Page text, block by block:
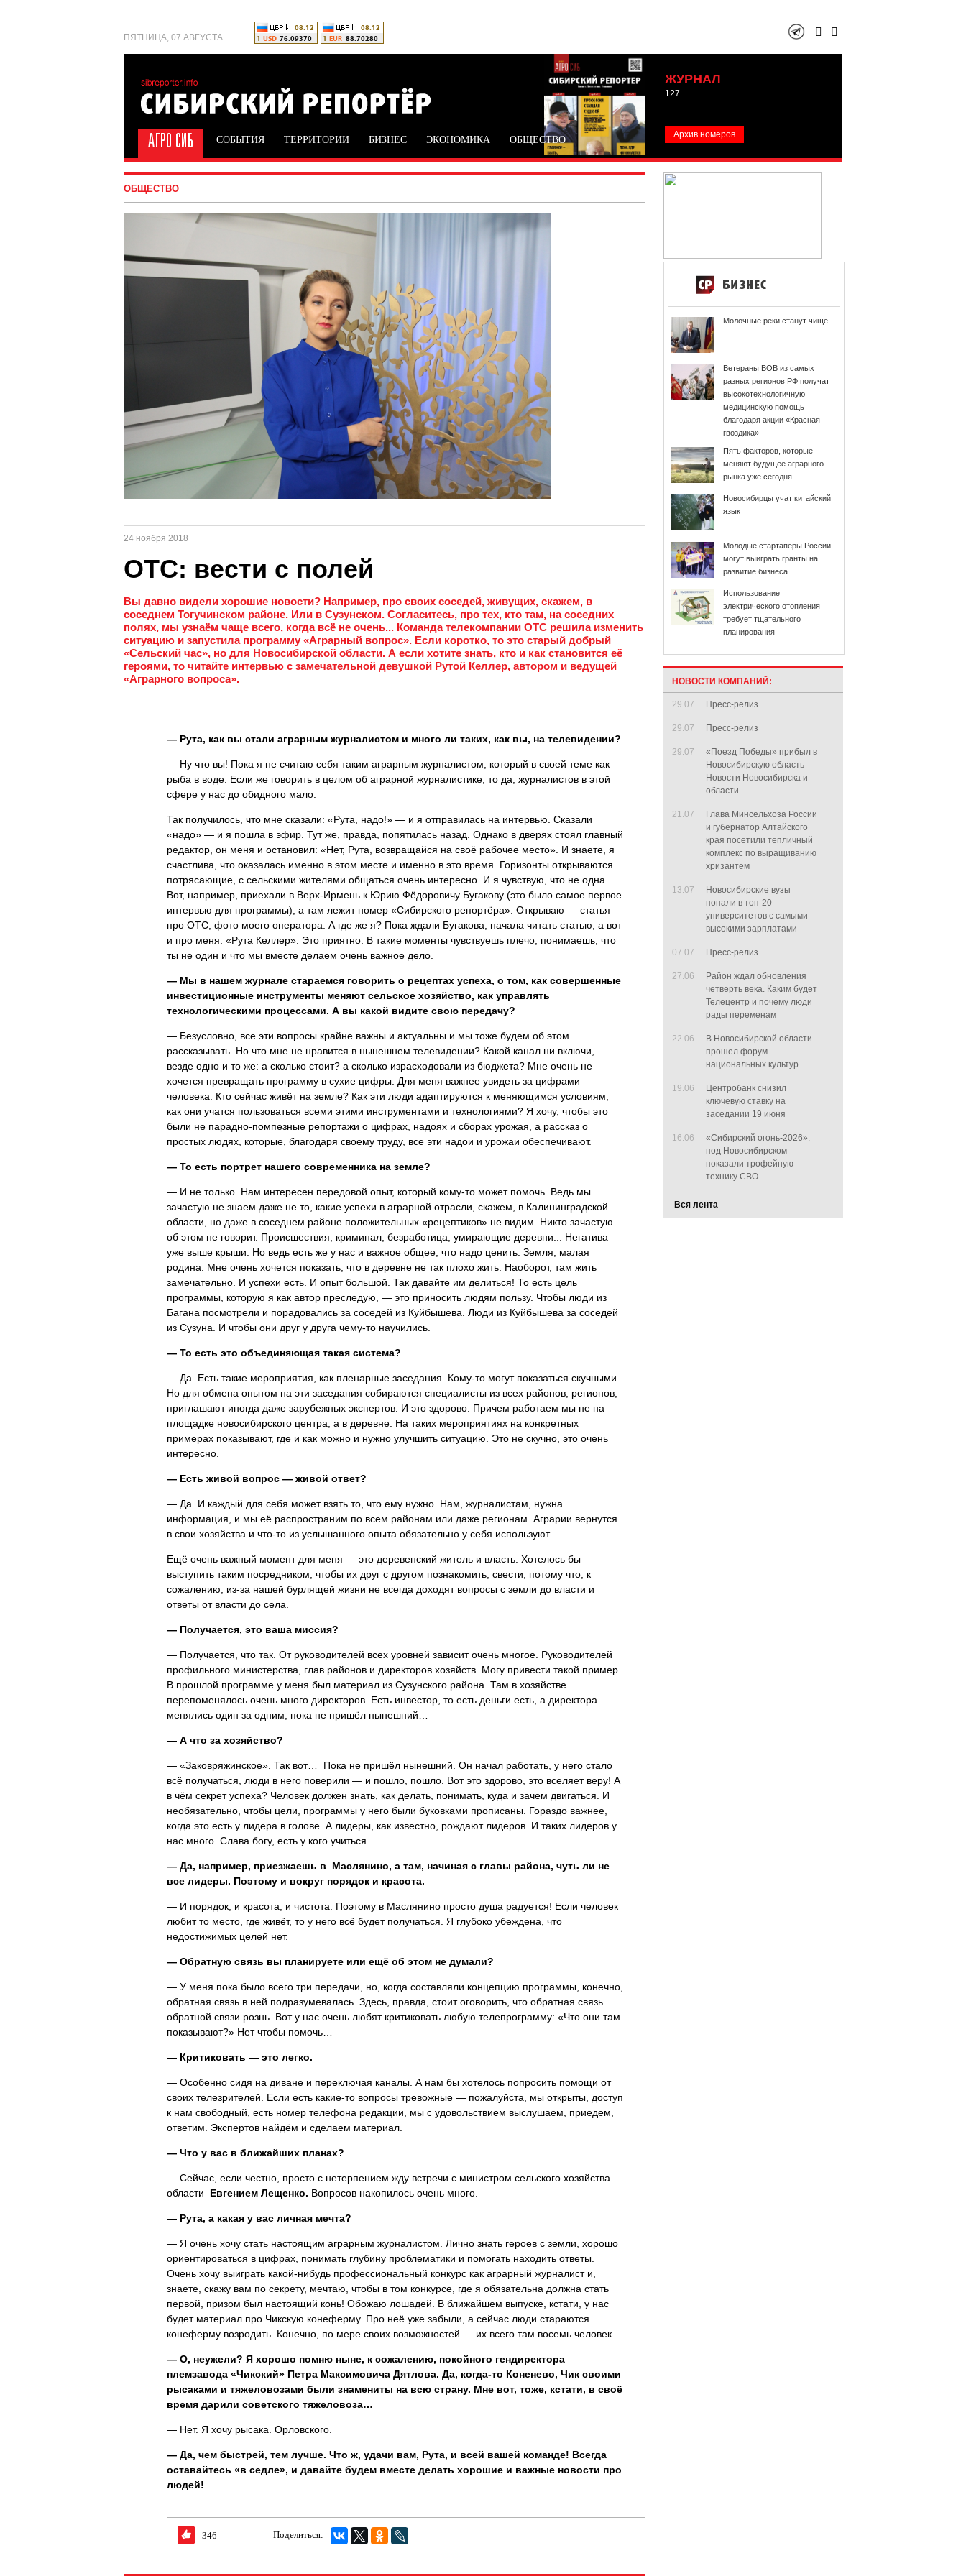
ПЯТНИЦА, 07 АВГУСТА
ЖУРНАЛ
127
Архив номеров
СОБЫТИЯ ТЕРРИТОРИИ БИЗНЕС ЭКОНОМИКА ОБЩЕСТВО
ОБЩЕСТВО
24 ноября 2018
ОТС: вести с полей
Вы давно видели хорошие новости? Например, про своих соседей, живущих, скажем, в
соседнем Тогучинском районе. Или в Сузунском. Согласитесь, про тех, кто там, на соседних
полях, мы узнаём чаще всего, когда всё не очень... Команда телекомпании ОТС решила изменить
ситуацию и запустила программу «Аграрный вопрос». Если коротко, то это старый добрый
«Сельский час», но для Новосибирской области. А если хотите знать, кто и как становится её
героями, то читайте интервью с замечательной девушкой Рутой Келлер, автором и ведущей
«Аграрного вопроса».
— Рута, как вы стали аграрным журналистом и много ли таких, как вы, на телевидении?
— Ну что вы! Пока я не считаю себя таким аграрным журналистом, который в своей теме как
рыба в воде. Если же говорить в целом об аграрной журналистике, то да, журналистов в этой
сфере у нас до обидного мало.
Так получилось, что мне сказали: «Рута, надо!» — и я отправилась на интервью. Сказали
«надо» — и я пошла в эфир. Тут же, правда, попятилась назад. Однако в дверях стоял главный
редактор, он меня и остановил: «Нет, Рута, возвращайся на своё рабочее место». И знаете, я
счастлива, что оказалась именно в этом месте и именно в это время. Горизонты открываются
потрясающие, с сельскими жителями общаться очень интересно. И я чувствую, что не одна.
Вот, например, приехали в Верх-Ирмень к Юрию Фёдоровичу Бугакову (это было самое первое
интервью для программы), а там лежит номер «Сибирского репортёра». Открываю — статья
про ОТС, фото моего оператора. А где же я? Пока ждали Бугакова, начала читать статью, а вот
и про меня: «Рута Келлер». Это приятно. В такие моменты чувствуешь плечо, понимаешь, что
ты не один и что мы вместе делаем очень важное дело.
— Мы в нашем журнале стараемся говорить о рецептах успеха, о том, как совершенные
инвестиционные инструменты меняют сельское хозяйство, как управлять
технологическими процессами. А вы какой видите свою передачу?
— Безусловно, все эти вопросы крайне важны и актуальны и мы тоже будем об этом
рассказывать. Но что мне не нравится в нынешнем телевидении? Какой канал ни включи,
везде одно и то же: а сколько стоит? а сколько израсходовали из бюджета? Мне очень не
хочется превращать программу в сухие цифры. Для меня важнее увидеть за цифрами
человека. Кто сейчас живёт на земле? Как эти люди адаптируются к меняющимся условиям,
как они учатся пользоваться всеми этими инструментами и технологиями? Я хочу, чтобы это
были не парадно-помпезные репортажи о цифрах, надоях и сборах урожая, а рассказ о
простых людях, которые, благодаря своему труду, все эти надои и урожаи обеспечивают.
— То есть портрет нашего современника на земле?
— И не только. Нам интересен передовой опыт, который кому-то может помочь. Ведь мы
зачастую не знаем даже не то, какие успехи в аграрной отрасли, скажем, в Калининградской
области, но даже в соседнем районе положительных «рецептиков» не видим. Никто зачастую
об этом не говорит. Происшествия, криминал, безработица, умирающие деревни... Негатива
уже выше крыши. Но ведь есть же у нас и важное общее, что надо ценить. Земля, малая
родина. Мне очень хочется показать, что в деревне не так плохо жить. Наоборот, там жить
замечательно. И успехи есть. И опыт большой. Так давайте им делиться! То есть цель
программы, которую я как автор преследую, — это приносить людям пользу. Чтобы люди из
Багана посмотрели и порадовались за соседей из Куйбышева. Люди из Куйбышева за соседей
из Сузуна. И чтобы они друг у друга чему-то научились.
— То есть это объединяющая такая система?
— Да. Есть такие мероприятия, как пленарные заседания. Кому-то могут показаться скучными.
Но для обмена опытом на эти заседания собираются специалисты из всех районов, регионов,
приглашают иногда даже зарубежных экспертов. И это здорово. Причем работаем мы не на
площадке новосибирского центра, а в деревне. На таких мероприятиях на конкретных
примерах показывают, где и как можно и нужно улучшить ситуацию. Это не скучно, это очень
интересно.
— Есть живой вопрос — живой ответ?
— Да. И каждый для себя может взять то, что ему нужно. Нам, журналистам, нужна
информация, и мы её распространим по всем районам или даже регионам. Аграрии вернутся
в свои хозяйства и что-то из услышанного опыта обязательно у себя используют.
Ещё очень важный момент для меня — это деревенский житель и власть. Хотелось бы
выступить таким посредником, чтобы их друг с другом познакомить, свести, потому что, к
сожалению, из-за нашей бурлящей жизни не всегда доходят вопросы с земли до власти и
ответы от власти до села.
— Получается, это ваша миссия?
— Получается, что так. От руководителей всех уровней зависит очень многое. Руководителей
профильного министерства, глав районов и директоров хозяйств. Могу привести такой пример.
В прошлой программе у меня был материал из Сузунского района. Там в хозяйстве
перепоменялось очень много директоров. Есть инвестор, то есть деньги есть, а директора
менялись один за одним, пока не пришёл нынешний…
— А что за хозяйство?
— «Заковряжинское». Так вот… Пока не пришёл нынешний. Он начал работать, у него стало
всё получаться, люди в него поверили — и пошло, пошло. Вот это здорово, это вселяет веру! А
в чём секрет успеха? Человек должен знать, как делать, понимать, куда и зачем двигаться. И
необязательно, чтобы цели, программы у него были буковками прописаны. Гораздо важнее,
когда это есть у лидера в голове. А лидеры, как известно, рождают лидеров. И таких лидеров у
нас много. Слава богу, есть у кого учиться.
— Да, например, приезжаешь в Маслянино, а там, начиная с главы района, чуть ли не
все лидеры. Поэтому и вокруг порядок и красота.
— И порядок, и красота, и чистота. Поэтому в Маслянино просто душа радуется! Если человек
любит то место, где живёт, то у него всё будет получаться. Я глубоко убеждена, что
недостижимых целей нет.
— Обратную связь вы планируете или ещё об этом не думали?
— У меня пока было всего три передачи, но, когда составляли концепцию программы, конечно,
обратная связь в ней подразумевалась. Здесь, правда, стоит оговорить, что обратная связь
обратной связи рознь. Вот у нас очень любят критиковать любую телепрограмму: «Что они там
показывают?» Нет чтобы помочь…
— Критиковать — это легко.
— Особенно сидя на диване и переключая каналы. А нам бы хотелось попросить помощи от
своих телезрителей. Если есть какие-то вопросы тревожные — пожалуйста, мы открыты, доступ
к нам свободный, есть номер телефона редакции, мы с удовольствием выслушаем, приедем,
ответим. Экспертов найдём и сделаем материал.
— Что у вас в ближайших планах?
— Сейчас, если честно, просто с нетерпением жду встречи с министром сельского хозяйства
области Евгением Лещенко. Вопросов накопилось очень много.
— Рута, а какая у вас личная мечта?
— Я очень хочу стать настоящим аграрным журналистом. Лично знать героев с земли, хорошо
ориентироваться в цифрах, понимать глубину проблематики и помогать находить ответы.
Очень хочу выиграть какой-нибудь профессиональный конкурс как аграрный журналист и,
знаете, скажу вам по секрету, мечтаю, чтобы в том конкурсе, где я обязательна должна стать
первой, призом был настоящий конь! Обожаю лошадей. В ближайшем выпуске, кстати, у нас
будет материал про Чикскую конеферму. Про неё уже забыли, а сейчас люди стараются
конеферму возродить. Конечно, по мере своих возможностей — их всего там восемь человек.
— О, неужели? Я хорошо помню ныне, к сожалению, покойного гендиректора
племзавода «Чикский» Петра Максимовича Дятлова. Да, когда-то Коненево, Чик своими
рысаками и тяжеловозами были знамениты на всю страну. Мне вот, тоже, кстати, в своё
время дарили советского тяжеловоза…
— Нет. Я хочу рысака. Орловского.
— Да, чем быстрей, тем лучше. Что ж, удачи вам, Рута, и всей вашей команде! Всегда
оставайтесь «в седле», и давайте будем вместе делать хорошие и важные новости про
людей!
346 Поделиться:
Молочные реки станут чище
Ветераны ВОВ из самых
разных регионов РФ получат
высокотехнологичную
медицинскую помощь
благодаря акции «Красная
гвоздика»
Пять факторов, которые
меняют будущее аграрного
рынка уже сегодня
Новосибирцы учат китайский
язык
Молодые стартаперы России
могут выиграть гранты на
развитие бизнеса
Использование
электрического отопления
требует тщательного
планирования
НОВОСТИ КОМПАНИЙ:
29.07 Пресс-релиз
29.07 Пресс-релиз
29.07
«Поезд Победы» прибыл в
Новосибирскую область —
Новости Новосибирска и
области
21.07
Глава Минсельхоза России
и губернатор Алтайского
края посетили тепличный
комплекс по выращиванию
хризантем
13.07
Новосибирские вузы
попали в топ-20
университетов с самыми
высокими зарплатами
07.07 Пресс-релиз
27.06
Район ждал обновления
четверть века. Каким будет
Телецентр и почему люди
рады переменам
22.06
В Новосибирской области
прошел форум
национальных культур
19.06
Центробанк снизил
ключевую ставку на
заседании 19 июня
16.06
«Сибирский огонь-2026»:
под Новосибирском
показали трофейную
технику СВО
Вся лента